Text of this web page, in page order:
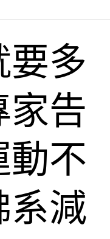
多
家告
動不
系減